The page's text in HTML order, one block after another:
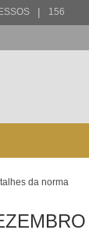
| 156
da norma